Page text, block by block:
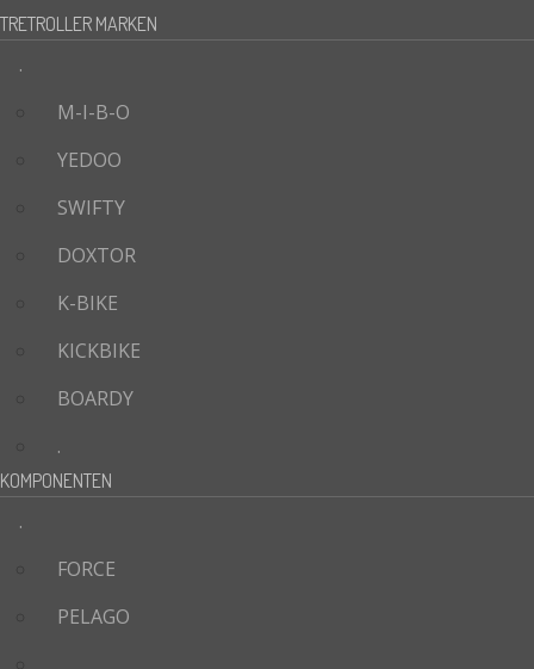
TRETROLLER MARKEN
.
M-I-B-O
YEDOO
SWIFTY
DOXTOR
K-BIKE
KICKBIKE
BOARDY
.
KOMPONENTEN
.
FORCE
PELAGO